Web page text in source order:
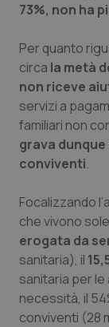
73%, non ha
Per quanto
circa la metà
non riceve
servizi a
familiari non
grava
conviventi.
Focalizzando
che vivono
erogata da
sanitaria), il
sanitaria per le
necessità, il
conviventi (28